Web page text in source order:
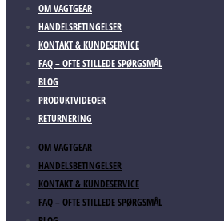
OM VAGTGEAR
HANDELSBETINGELSER
KONTAKT & KUNDESERVICE
FAQ – OFTE STILLEDE SPØRGSMÅL
BLOG
PRODUKTVIDEOER
RETURNERING
OM VAGTGEAR
HANDELSBETINGELSER
KONTAKT & KUNDESERVICE
FAQ – OFTE STILLEDE SPØRGSMÅL